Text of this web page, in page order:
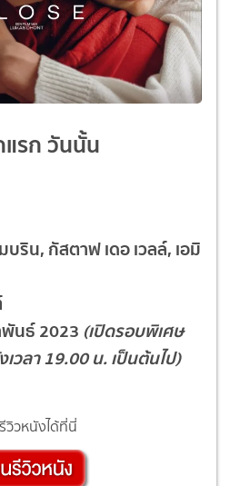
แรก วันนั้น
บริน, กัสตาฟ เดอ เวลล์, เอมิ
นธ์ 2023 (เปิดรอบพิเศษ
วลา 19.00 น. เป็นต้นไป)
วิวหนังได้ที่นี่